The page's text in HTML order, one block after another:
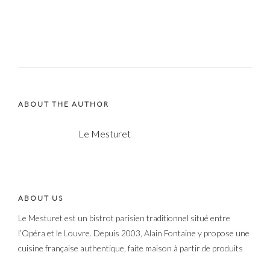
ABOUT THE AUTHOR
Le Mesturet
ABOUT US
Le Mesturet est un bistrot parisien traditionnel situé entre
l’Opéra et le Louvre. Depuis 2003, Alain Fontaine y propose une
cuisine française authentique, faite maison à partir de produits